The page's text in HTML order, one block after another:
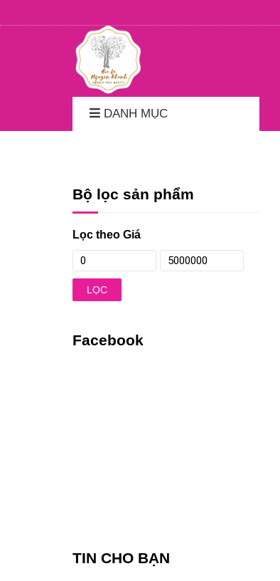
DANH MỤC
Bộ lọc sản phẩm
Lọc theo Giá
LỌC
Facebook
TIN CHO BẠN